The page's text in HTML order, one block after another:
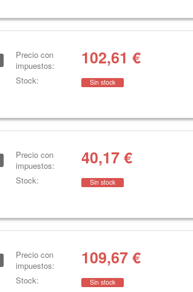
Precio con
impuestos:
102,61 €
Stock: Sin stock
Precio con
impuestos:
40,17€
Stock: Sin stock
Precio con
impuestos:
109,67€
Stock: Sin stock